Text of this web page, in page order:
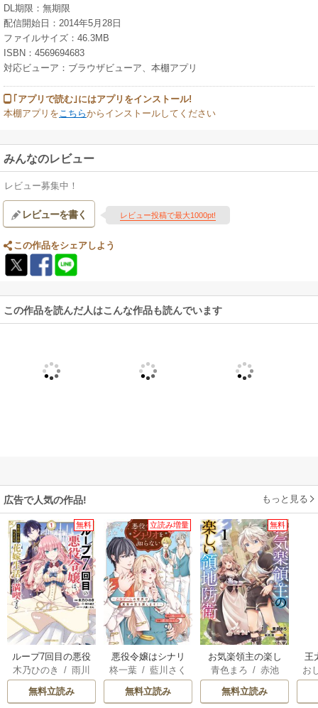
DL期限：無期限
配信開始日：2014年5月28日
ファイルサイズ：46.3MB
ISBN：4569694683
対応ビューア：ブラウザビューア、本棚アプリ
｢アプリで読む｣にはアプリをインストール!
本棚アプリをこちらからインストールしてください
みんなのレビュー
レビュー募集中！
レビューを書く レビュー投稿で最大1000pt!
この作品をシェアしよう
この作品を読んだ人はこんな作品も読んでいます
広告で人気の作品! もっと見る
無料
ループ7回目の悪役
令嬢は、元敵国で
自由気ままな花嫁
生活を満喫する
木乃ひのき /雨川
透子/八美☆わん
無料立読み
立読み増量
悪役令嬢はシナリ
オを知らない ～乙
女ゲームの世界で
真実の恋を探しま
柊一葉 /藍川さく
ら
無料立読み
無料
お気楽領主の楽し
い領地防衛
青色まろ / 赤池
宗/転
無料立読み
王
こ
お